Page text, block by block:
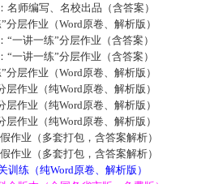
名师编写、名校出品（含答案）
层作业（Word原卷、解析版）
一讲一练”分层作业（含答案）
一讲一练”分层作业（含答案）
层作业（Word原卷、解析版）
作业（纯Word原卷、解析版）
作业（纯Word原卷、解析版）
作业（纯Word原卷、解析版）
作业（多套打包，含答案解析）
作业（多套打包，含答案解析）
训练（纯Word原卷、解析版）